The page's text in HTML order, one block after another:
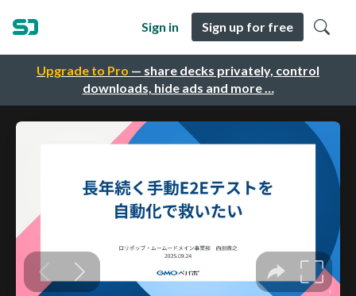
Upgrade to Pro — share decks privately, control
downloads, hide ads and more …
Sign in Sign up for free